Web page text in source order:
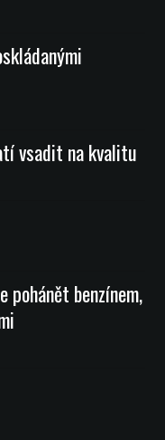
vsadit na kvalitu
pohánět benzínem,